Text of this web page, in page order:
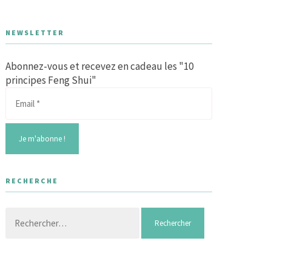
NEWSLETTER
Abonnez-vous et recevez en cadeau les "10
principes Feng Shui"
RECHERCHE